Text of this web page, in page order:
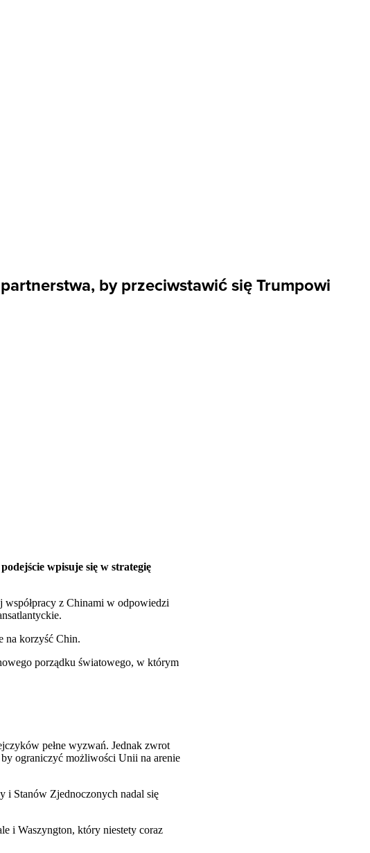
by przeciwstawić się Trumpowi
wpisuje się w strategię
współpracy z Chinami w odpowiedzi
na korzyść Chin.
porządku światowego, w którym
pełne wyzwań. Jednak zwrot
ograniczyć możliwości Unii na arenie
i Stanów Zjednoczonych nadal się
i Waszyngton, który niestety coraz